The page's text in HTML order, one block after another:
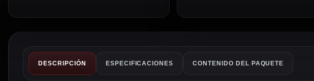
DESCRIPCIÓN ESPECIFICACIONES CONTENIDO DEL PAQUETE